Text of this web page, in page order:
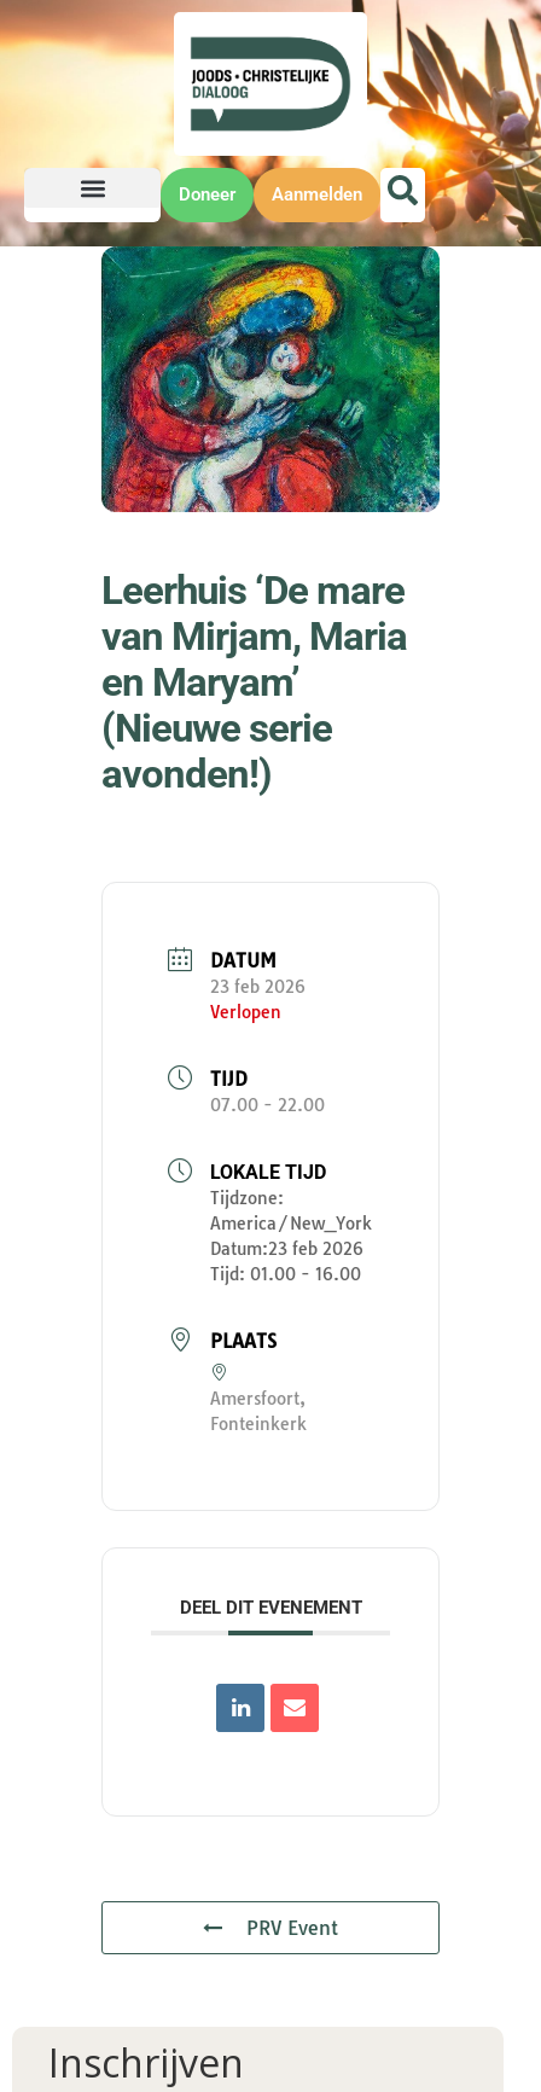
Doneer Aanmelden
Leerhuis ‘De mare
van Mirjam, Maria
en Maryam’
(Nieuwe serie
avonden!)
DATUM
23 feb 2026
Verlopen
TIJD
07.00 - 22.00
LOKALE TIJD
Tijdzone:
America/New_York
Datum:23 feb 2026
Tijd: 01.00 - 16.00
PLAATS
Amersfoort,
Fonteinkerk
DEEL DIT EVENEMENT
PRV Event
Inschrijven